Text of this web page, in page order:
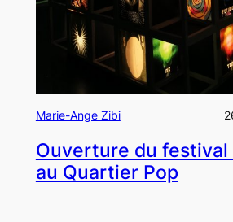
Marie-Ange Zibi
Ouverture du festival
au Quartier Pop